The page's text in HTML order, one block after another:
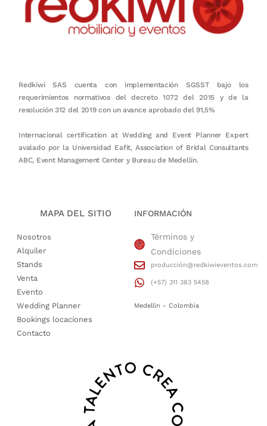
Redkiwi SAS cuenta con implementación SGSST bajo los
requerimientos normativos del decreto 1072 del 2015 y de la
resolución 312 del 2019 con un avance aprobado del 91,5%
Internacional certification at Wedding and Event Planner Expert
avalado por la Universidad Eafit, Association of Bridal Consultants
ABC, Event Management Center y Bureau de Medellín.
MAPA DEL SITIO
Nosotros
Alquiler
Stands
Venta
Evento
Wedding Planner
Bookings locaciones
Contacto
INFORMACIÓN
Términos y
Condiciones
producción@redkiwieventos.com
(+57) 311 383 5458
Medellin - Colombia